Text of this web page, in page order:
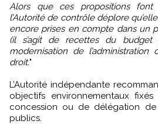
Alors que ces propositions font
l’Autorité de contrôle déplore
encore prises en compte dans un
(il s’agit de recettes du budget
modernisation de
droit."
L’Autorité indépendante
objectifs environnementaux
concession ou de délégation
publics.